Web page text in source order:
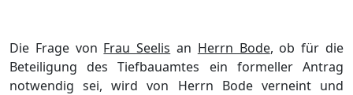
Die Frage von Frau Seelis an Herrn Bode, ob für die
Beteiligung des Tiefbauamtes ein formeller Antrag
notwendig sei, wird von Herrn Bode verneint und